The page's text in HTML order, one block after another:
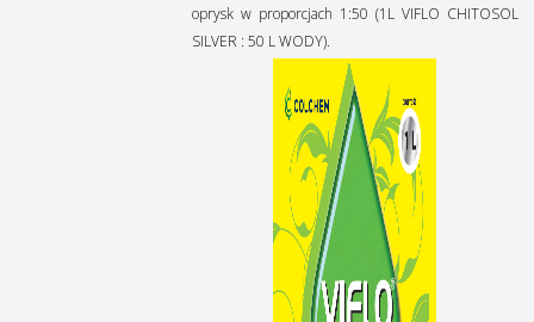
oprysk w proporcjach 1:50 (1L VIFLO CHITOSOL
SILVER : 50 L WODY).